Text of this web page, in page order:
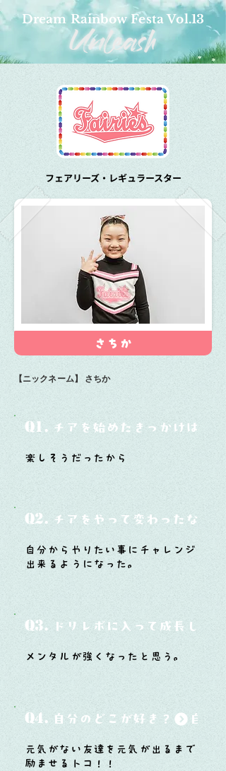
Dream Rainbow Festa Vol.13
フェアリーズ・レギュラースター
さちか
【ニックネーム】 さちか
Q1. チアを始めたきっかけは？
楽しそうだったから
Q2. チアをやって変わったなと思
自分からやりたい事にチャレンジ
出来るようになった。
Q3. ドリレボに入って成長した
メンタルが強くなったと思う。
Q4. 自分のどこが好き？
元気がない友達を元気が出るまで
励ませるトコ！！